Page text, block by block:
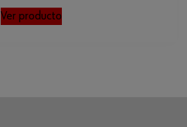
Ver producto